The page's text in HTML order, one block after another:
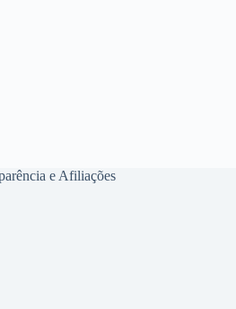
e Afiliações